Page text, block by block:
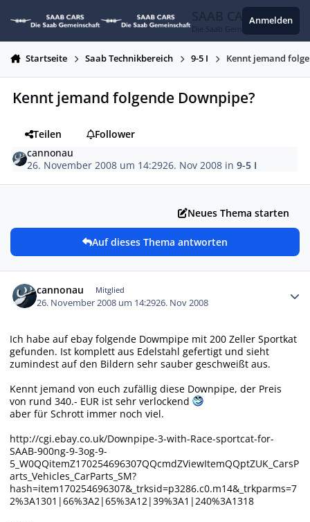
SAAB CARS
Die Saab Gemeinschaft
Anmelden
Startseite Saab Technikbereich 9-5 I Kennt jemand
Kennt jemand folgende Downpipe?
Teilen
Follower
cannonau
26. November 2008 um 14:2926. Nov 2008 in9-5 I
Neues Thema starten
Auf dieses Thema antworten
cannonau Mitglied
26. November 2008 um 14:2926. Nov 2008
Ich habe auf ebay folgende Dowmpipe mit 200 Zeller Sportkat
gefunden. Ist komplett aus Edelstahl gefertigt und sieht
zumindest auf den Bildern sehr sauber geschweißt aus.
Kennt jemand von euch zufällig diese Downpipe, der Preis
von rund 340.- EUR ist sehr verlockend
aber für Schrott immer noch viel.
http://cgi.ebay.co.uk/Downpipe-3-with-Race-sportcat-for-
SAAB-900ng-9-3og-9-
5_W0QQitemZ170254696307QQcmdZViewItemQQptZUK_CarsP
arts_Vehicles_CarParts_SM?
hash=item170254696307&_trksid=p3286.c0.m14&_trkparms=7
2%3A1301|66%3A2|65%3A12|39%3A1|240%3A1318